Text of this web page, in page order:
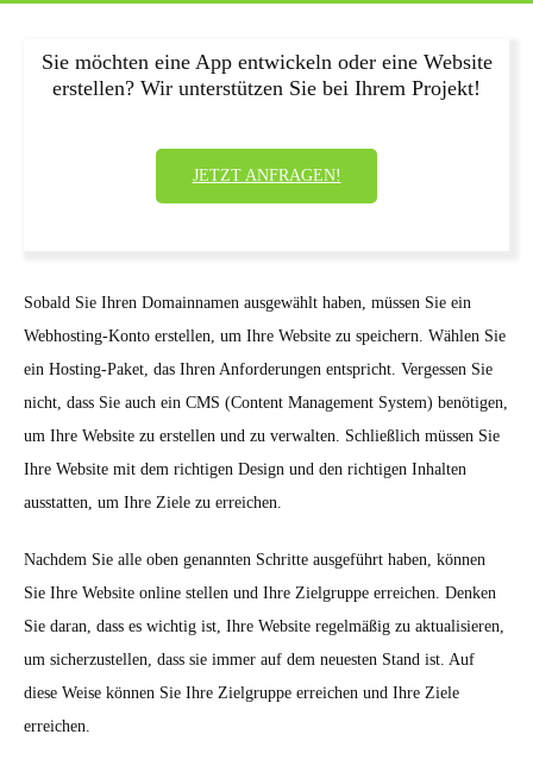
Sie möchten eine App entwickeln oder eine Website
erstellen? Wir unterstützen Sie bei Ihrem Projekt!
JETZT ANFRAGEN!
Sobald Sie Ihren Domainnamen ausgewählt haben, müssen Sie ein
Webhosting-Konto erstellen, um Ihre Website zu speichern. Wählen Sie
ein Hosting-Paket, das Ihren Anforderungen entspricht. Vergessen Sie
nicht, dass Sie auch ein CMS (Content Management System) benötigen,
um Ihre Website zu erstellen und zu verwalten. Schließlich müssen Sie
Ihre Website mit dem richtigen Design und den richtigen Inhalten
ausstatten, um Ihre Ziele zu erreichen.
Nachdem Sie alle oben genannten Schritte ausgeführt haben, können
Sie Ihre Website online stellen und Ihre Zielgruppe erreichen. Denken
Sie daran, dass es wichtig ist, Ihre Website regelmäßig zu aktualisieren,
um sicherzustellen, dass sie immer auf dem neuesten Stand ist. Auf
diese Weise können Sie Ihre Zielgruppe erreichen und Ihre Ziele
erreichen.